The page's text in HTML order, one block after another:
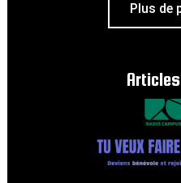
Plus de